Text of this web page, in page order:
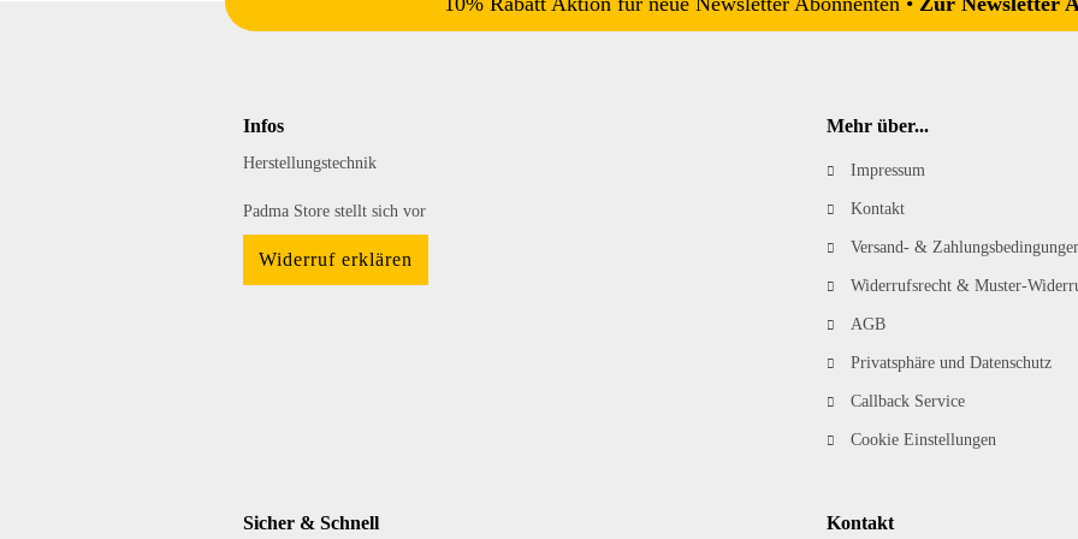
Infos
Herstellungstechnik
Padma Store stellt sich vor
Widerruf erklären
Mehr über...
Impressum
Kontakt
Versand- &
Widerrufsrecht & Muster-
AGB
Privatsphäre und Datenschutz
Callback Service
Cookie Einstellungen
Sicher & Schnell Kontakt